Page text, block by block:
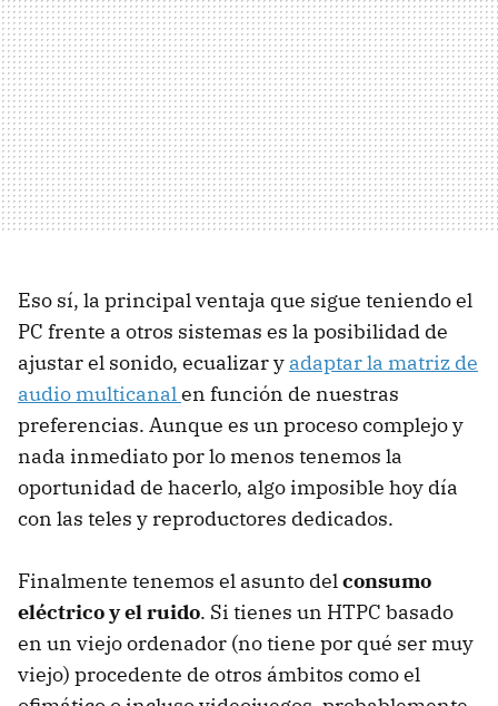
Eso sí, la principal ventaja que sigue teniendo el
PC frente a otros sistemas es la posibilidad de
ajustar el sonido, ecualizar y adaptar la matriz de
audio multicanal en función de nuestras
preferencias. Aunque es un proceso complejo y
nada inmediato por lo menos tenemos la
oportunidad de hacerlo, algo imposible hoy día
con las teles y reproductores dedicados.
Finalmente tenemos el asunto del consumo
eléctrico y el ruido. Si tienes un HTPC basado
en un viejo ordenador (no tiene por qué ser muy
viejo) procedente de otros ámbitos como el